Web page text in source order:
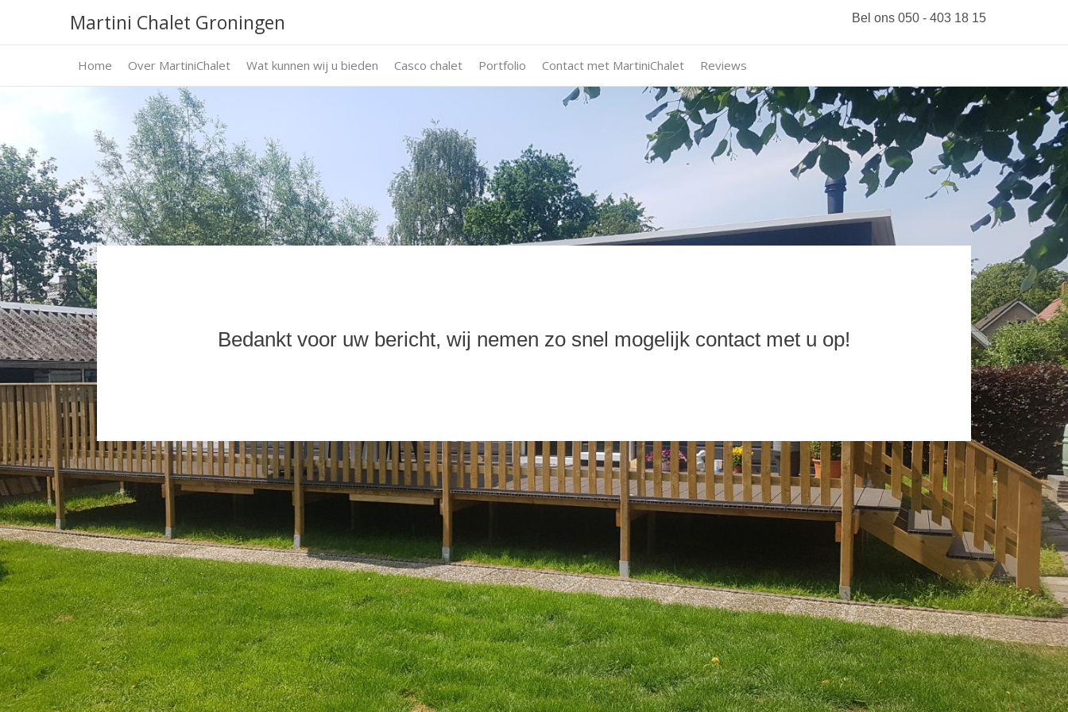
Martini Chalet Groningen Bel ons 050 - 403 18 15
Home Over MartiniChalet Wat kunnen wij u bieden Casco chalet Portfolio Contact met MartiniChalet Reviews
Bedankt voor uw bericht, wij nemen zo snel mogelijk contact met u op!